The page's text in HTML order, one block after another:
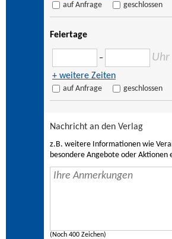
auf Anfrage geschlossen
Feiertage
– Uhr
+ weitere Zeiten
auf Anfrage geschlossen
Nachricht an den Verlag
z.B. weitere Informationen wie
besondere Angebote oder Aktionen
(Noch 400 Zeichen)